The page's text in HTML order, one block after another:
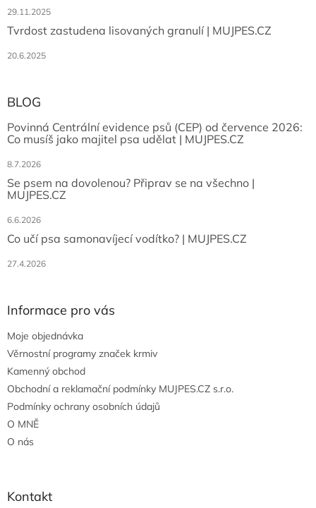
29.11.2025
Tvrdost zastudena lisovaných granulí | MUJPES.CZ
20.6.2025
BLOG
Povinná Centrální evidence psů (CEP) od července 2026:
Co musíš jako majitel psa udělat | MUJPES.CZ
8.7.2026
Se psem na dovolenou? Připrav se na všechno |
MUJPES.CZ
6.6.2026
Co učí psa samonavíjecí vodítko? | MUJPES.CZ
27.4.2026
Informace pro vás
Moje objednávka
Věrnostní programy značek krmiv
Kamenný obchod
Obchodní a reklamační podmínky MUJPES.CZ s.r.o.
Podmínky ochrany osobních údajů
O MNĚ
O nás
Kontakt